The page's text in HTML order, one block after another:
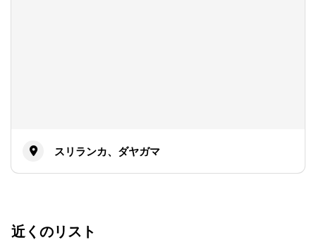
スリランカ、ダヤガマ
近くのリスト